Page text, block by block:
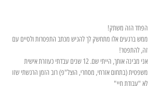
הפחד הזה משתק!
ממש ברגעים אלו מתחשק לך להגיש מכתב התפטרות ולסיים עם
זה, להתפטר!
אני מבינה אותך, הייתי שם. 12 שנים עבדתי כעוזרת אישית
משפטית (בתחום אזרחי, מסחרי, הוצל"פ) רוב הזמן הרגשתי שזו
לא "עבודת חיי"